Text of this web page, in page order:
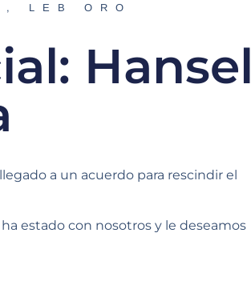
, LEB ORO
Hansel
a un acuerdo para rescindir el
estado con nosotros y le deseamos